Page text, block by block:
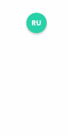
RU